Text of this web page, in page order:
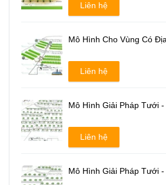
Liên hệ
Mô Hình Cho Vùng Có
Liên hệ
Mô Hình Giải Pháp Tưới
Liên hệ
Mô Hình Giải Pháp Tưới